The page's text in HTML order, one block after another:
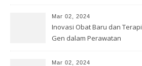
Mar 02, 2024
Inovasi Obat Baru dan Terapi
Gen dalam Perawatan
Mar 02, 2024